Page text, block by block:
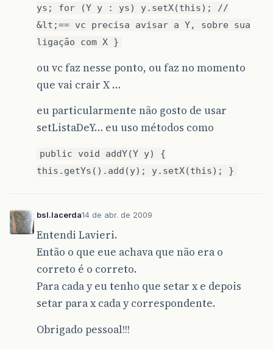
ys; for (Y y : ys) y.setX(this); //
&lt;== vc precisa avisar a Y, sobre sua
ligação com X }
ou vc faz nesse ponto, ou faz no momento
que vai crair X …
eu particularmente não gosto de usar
setListaDeY… eu uso métodos como
public void addY(Y y) {
this.getYs().add(y); y.setX(this); }
bsl.lacerda14 de abr. de 2009
Entendi Lavieri.
Então o que eue achava que não era o
correto é o correto.
Para cada y eu tenho que setar x e depois
setar para x cada y correspondente.
Obrigado pessoal!!!